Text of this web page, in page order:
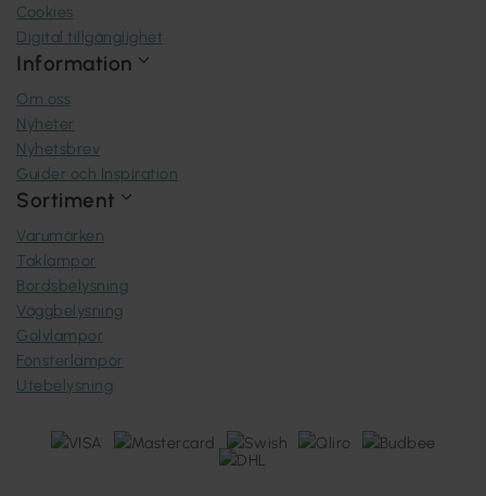
Cookies
Digital tillgänglighet
Information
Om oss
Nyheter
Nyhetsbrev
Guider och Inspiration
Sortiment
Varumärken
Taklampor
Bordsbelysning
Väggbelysning
Golvlampor
Fönsterlampor
Utebelysning